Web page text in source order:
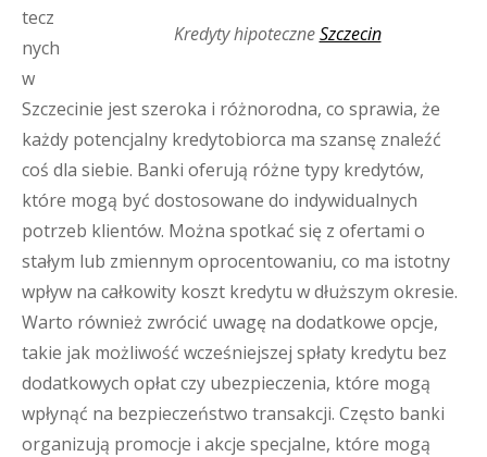
Kredyty hipoteczneSzczecin
tecz
nych
w
Szczecinie jest szeroka i różnorodna, co sprawia, że
każdy potencjalny kredytobiorca ma szansę znaleźć
coś dla siebie. Banki oferują różne typy kredytów,
które mogą być dostosowane do indywidualnych
potrzeb klientów. Można spotkać się z ofertami o
stałym lub zmiennym oprocentowaniu, co ma istotny
wpływ na całkowity koszt kredytu w dłuższym okresie.
Warto również zwrócić uwagę na dodatkowe opcje,
takie jak możliwość wcześniejszej spłaty kredytu bez
dodatkowych opłat czy ubezpieczenia, które mogą
wpłynąć na bezpieczeństwo transakcji. Często banki
organizują promocje i akcje specjalne, które mogą